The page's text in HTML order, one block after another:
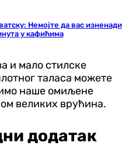
Немојте да вас изненади
у кафићима
и мало стилске
таласа можете
наше омиљене
великих врућина.
додатак